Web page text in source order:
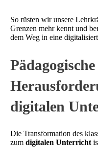
So rüsten wir unsere
Grenzen mehr kennt und
dem Weg in eine
digitalen
Die Transformation des
zum digitalen Unterricht